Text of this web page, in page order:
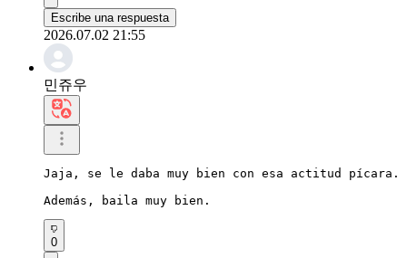
Escribe una respuesta
2026.07.02 21:55
민쥬우
Jaja, se le daba muy bien con esa actitud pícara.
Además, baila muy bien.
0